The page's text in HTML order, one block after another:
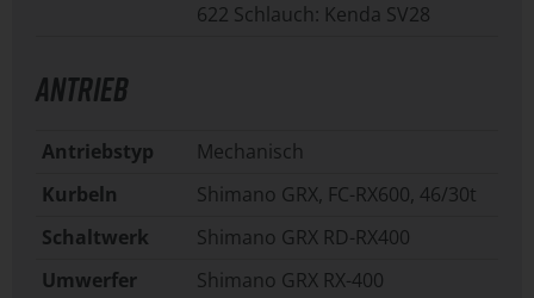
622 Schlauch: Kenda SV28
ANTRIEB
Antriebstyp
Mechanisch
Kurbeln
Shimano GRX, FC-RX600, 46/30t
Schaltwerk
Shimano GRX RD-RX400
Umwerfer
Shimano GRX RX-400